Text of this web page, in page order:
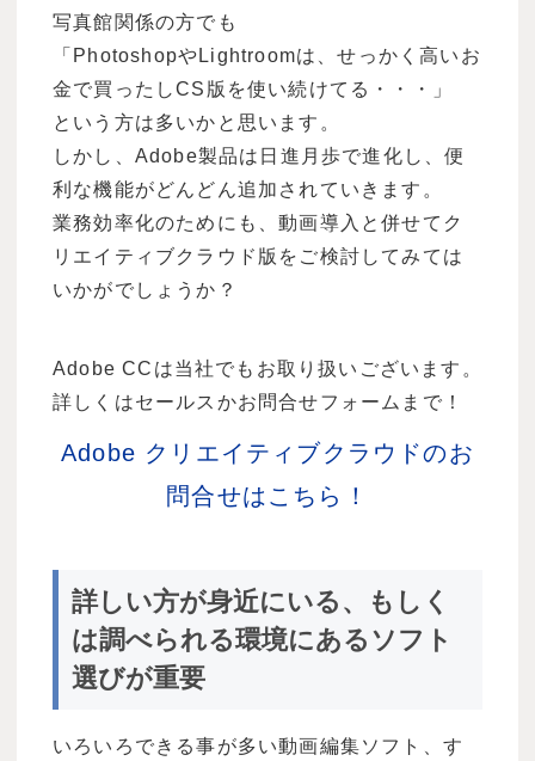
写真館関係の方でも
「PhotoshopやLightroomは、せっかく高いお
金で買ったしCS版を使い続けてる・・・」
という方は多いかと思います。
しかし、Adobe製品は日進月歩で進化し、便
利な機能がどんどん追加されていきます。
業務効率化のためにも、動画導入と併せてク
リエイティブクラウド版をご検討してみては
いかがでしょうか？
Adobe CCは当社でもお取り扱いございます。
詳しくはセールスかお問合せフォームまで！
Adobe クリエイティブクラウドのお
問合せはこちら！
詳しい方が身近にいる、もしく
は調べられる環境にあるソフト
選びが重要
いろいろできる事が多い動画編集ソフト、す